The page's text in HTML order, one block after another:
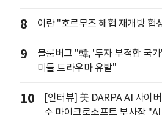
8 이란 "호르무즈 해협 재개방 협
9
블룸버그 "韓, '투자 부적합 국
미들 트라우마 유발"
10
[인터뷰] 美 DARPA AI 사이
수 마이크로소프트 부사장